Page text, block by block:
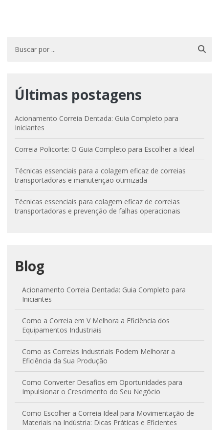
Últimas postagens
Acionamento Correia Dentada: Guia Completo para
Iniciantes
Correia Policorte: O Guia Completo para Escolher a Ideal
Técnicas essenciais para a colagem eficaz de correias
transportadoras e manutenção otimizada
Técnicas essenciais para colagem eficaz de correias
transportadoras e prevenção de falhas operacionais
Blog
Acionamento Correia Dentada: Guia Completo para
Iniciantes
Como a Correia em V Melhora a Eficiência dos
Equipamentos Industriais
Como as Correias Industriais Podem Melhorar a
Eficiência da Sua Produção
Como Converter Desafios em Oportunidades para
Impulsionar o Crescimento do Seu Negócio
Como Escolher a Correia Ideal para Movimentação de
Materiais na Indústria: Dicas Práticas e Eficientes